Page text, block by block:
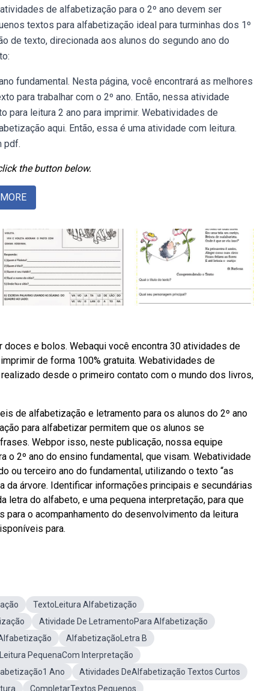
de alfabetização para o 2º ano devem ser
textos para alfabetização ideal para turminhas dos 1º
de texto, direcionada aos alunos do segundo ano do
fundamental. Nesta página, você encontrará as melhores
para trabalhar com o 2º ano. Então, nessa atividade
para leitura 2 ano para imprimir. Webatividades de
aqui. Então, essa é uma atividade com leitura.
pdf.
the button below.
doces e bolos. Webaqui você encontra 30 atividades de
de forma 100% gratuita. Webatividades de
desde o primeiro contato com o mundo dos livros,
de alfabetização e letramento para os alunos do 2º ano
para alfabetizar permitem que os alunos se
Webpor isso, neste publicação, nossa equipe
2º ano do ensino fundamental, que visam. Webatividade
ou terceiro ano do fundamental, utilizando o texto “as
da árvore. Identificar informações principais e secundárias
do alfabeto, e uma pequena interpretação, para que
o acompanhamento do desenvolvimento da leitura
para.
TextoLeitura Alfabetização
Atividade De LetramentoPara Alfabetização
AlfabetizaçãoLetra B
Leitura PequenaCom Interpretação
Ano
Atividades DeAlfabetização Textos Curtos
CompletarTextos Pequenos